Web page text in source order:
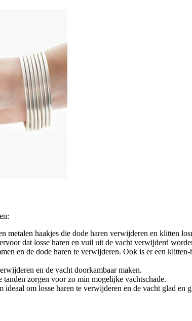
metalen haakjes die dode haren verwijderen en klitten
dat losse haren en vuil uit de vacht verwijderd
en de dode haren te verwijderen. Ook is er een
en de vacht doorkambaar maken.
zorgen voor zo min mogelijke vachtschade.
om losse haren te verwijderen en de vacht glad en